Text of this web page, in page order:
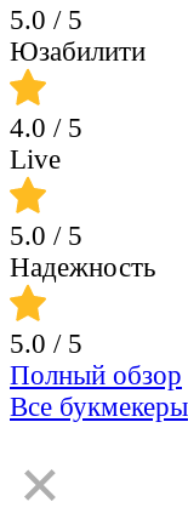
5.0 / 5
Юзабилити
4.0 / 5
Live
5.0 / 5
Надежность
5.0 / 5
Полный обзор
Все букмекеры